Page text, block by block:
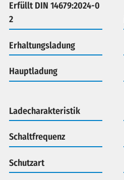
Erfüllt DIN 14679:2024-0
2
Erhaltungsladung
Hauptladung
Ladecharakteristik
Schaltfrequenz
Schutzart